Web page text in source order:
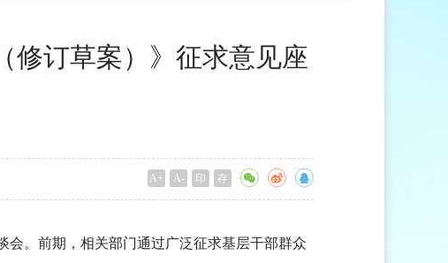
修订草案）》征求意见座
A+ A- 印 存
会。前期，相关部门通过广泛征求基层干部群众